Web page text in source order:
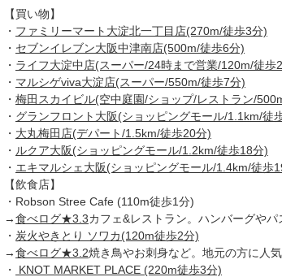
【買い物】
・ ファミリーマート大淀北一丁目店(270m/徒歩3分)
・ セブンイレブン大阪中津南店(500m/徒歩6分)
・ ライフ大淀中店(スーパー/24時まで営業/120m/徒歩
・ マルシゲviva大淀店(スーパー/550m/徒歩7分)
・ 梅田スカイビル(空中庭園/ショップ/レストラン/
・ グランフロント大阪(ショッピングモール/1.1km/徒
・ 大丸梅田店(デパート/1.5km/徒歩20分)
・ ルクア大阪(ショッピングモール/1.2km/徒歩18分)
・ エキマルシェ大阪(ショッピングモール/1.4km/徒歩
【飲食店】
・Robson Stree Cafe (110m徒歩1分)
→食べログ★3.3カフェ&レストラン。ハンバーグやパ
・ 炭火やきとり ソワカ(120m徒歩2分)
→食べログ★3.2焼き鳥やお刺身など。地元の方に人気
・
KNOT MARKET PLACE (220m徒歩3分)